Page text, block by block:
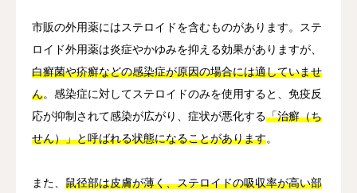
市販の外用薬にはステロイドを含むものがあります。ステ
ロイド外用薬は炎症やかゆみを抑える効果がありますが、
白癬菌や疥癬などの感染症が原因の場合には適していませ
ん。感染症に対してステロイドのみを使用すると、免疫反
応が抑制されて感染が広がり、症状が悪化する「治癬（ち
せん）」と呼ばれる状態になることがあります。
また、 鼠径部は皮膚が薄く、ステロイドの吸収率が高い部